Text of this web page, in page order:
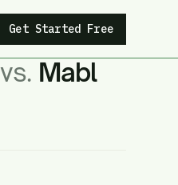
Get Started Free
vs. Mabl